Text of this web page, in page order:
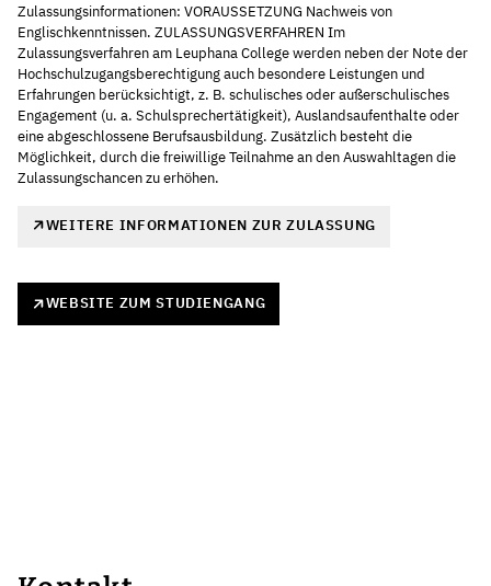
Zulassungsinformationen: VORAUSSETZUNG Nachweis von
Englischkenntnissen. ZULASSUNGSVERFAHREN Im
Zulassungsverfahren am Leuphana College werden neben der Note der
Hochschulzugangsberechtigung auch besondere Leistungen und
Erfahrungen berücksichtigt, z. B. schulisches oder außerschulisches
Engagement (u. a. Schulsprechertätigkeit), Auslandsaufenthalte oder
eine abgeschlossene Berufsausbildung. Zusätzlich besteht die
Möglichkeit, durch die freiwillige Teilnahme an den Auswahltagen die
Zulassungschancen zu erhöhen.
WEITERE INFORMATIONEN ZUR ZULASSUNG
WEBSITE ZUM STUDIENGANG